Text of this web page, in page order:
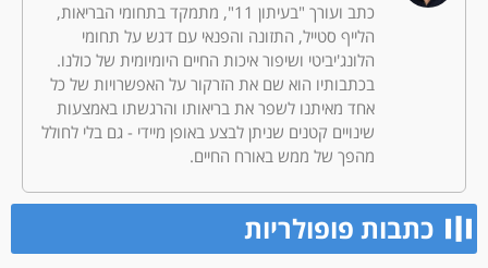
כתב ועורך "בעיתון 11", מתמקד בתחומי הבריאות,
הלייף סטייל, התזונה והפנאי עם דגש על תחומי
הלונג'יביטי ושיפור איכות החיים היומיומית של כולנו.
בכתבותיו הוא שם את הזרקור על האפשרויות של כל
אחד מאיתנו לשפר את בריאותו והרגשתו באמצעות
שינויים קטנים שניתן לבצע באופן מיידי - גם בלי לחולל
מהפך של ממש באורח החיים.
כתבות פופולריות​